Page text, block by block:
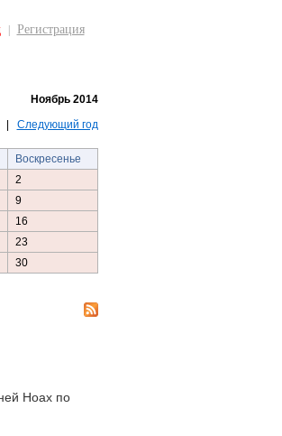
Регистрация
Ноябрь 2014
Следующий год
Воскресенье
2
9
16
23
30
Ноах по